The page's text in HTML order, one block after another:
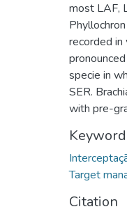
most LAF,
recorded in
specie in
SER.
with pre-
Target
Citation